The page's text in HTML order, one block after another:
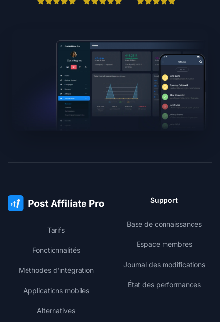
Tarifs
Fonctionnalités
Méthodes d'intégration
Applications mobiles
Alternatives
Support
Base de connaissances
Espace membres
Journal des modifications
État des performances